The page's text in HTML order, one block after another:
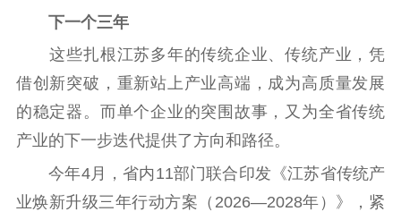
下一个三年
这些扎根江苏多年的传统企业、传统产业，凭
借创新突破，重新站上产业高端，成为高质量发展
的稳定器。而单个企业的突围故事，又为全省传统
产业的下一步迭代提供了方向和路径。
今年4月，省内11部门联合印发《江苏省传统产
业焕新升级三年行动方案（2026—2028年）》，紧